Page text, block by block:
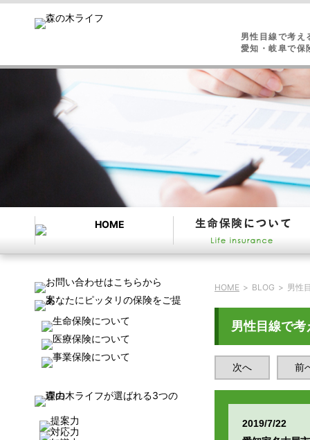
男性目線で考
愛知・岐阜で保
HOME > BLOG > 男性
男性目線で
次へ 前
2019/7/22